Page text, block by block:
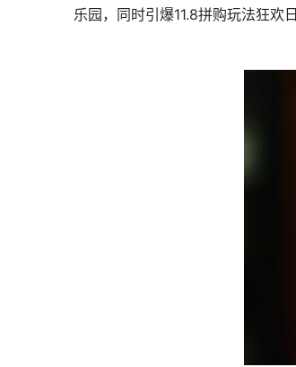
乐园，同时引爆11.8拼购玩法狂欢